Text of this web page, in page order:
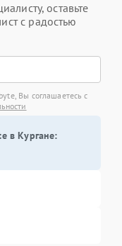
оставьте
с радостью
Вы соглашаетесь с
в Кургане: